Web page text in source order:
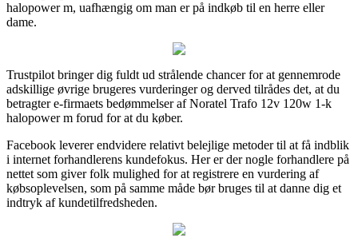
halopower m, uafhængig om man er på indkøb til en herre eller
dame.
Trustpilot bringer dig fuldt ud strålende chancer for at gennemrode
adskillige øvrige brugeres vurderinger og derved tilrådes det, at du
betragter e-firmaets bedømmelser af Noratel Trafo 12v 120w 1-k
halopower m forud for at du køber.
Facebook leverer endvidere relativt belejlige metoder til at få indblik
i internet forhandlerens kundefokus. Her er der nogle forhandlere på
nettet som giver folk mulighed for at registrere en vurdering af
købsoplevelsen, som på samme måde bør bruges til at danne dig et
indtryk af kundetilfredsheden.